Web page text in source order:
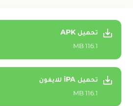
تحميل APK
116.1 MB
تحميل iPA للايفون
116.1 MB